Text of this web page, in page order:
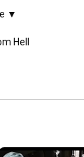
▼
Hell
Ruth